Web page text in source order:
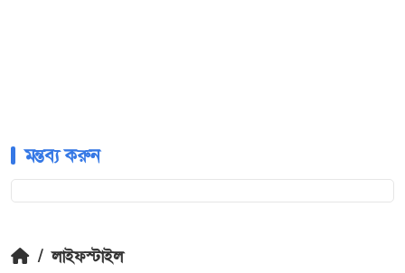
মন্তব্য করুন
/ লাইফস্টাইল